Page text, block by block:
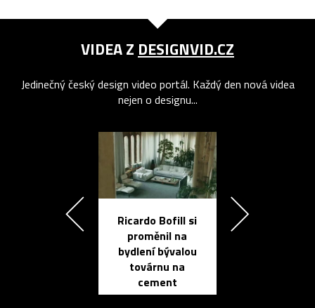
VIDEA Z DESIGNVID.CZ
Jedinečný český design video portál. Každý den nová videa
nejen o designu...
Ricardo Bofill si
proměnil na
bydlení bývalou
továrnu na
cement